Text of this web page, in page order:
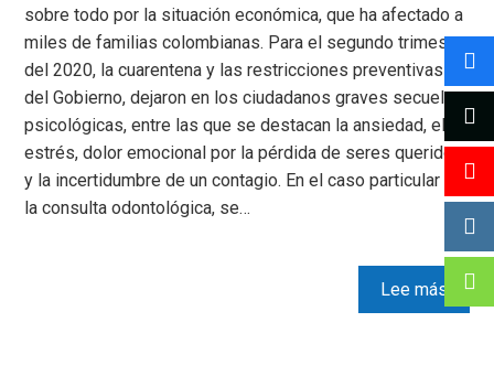
sobre todo por la situación económica, que ha afectado a
miles de familias colombianas. Para el segundo trimestre
del 2020, la cuarentena y las restricciones preventivas
del Gobierno, dejaron en los ciudadanos graves secuelas
psicológicas, entre las que se destacan la ansiedad, el
estrés, dolor emocional por la pérdida de seres queridos
y la incertidumbre de un contagio. En el caso particular de
la consulta odontológica, se…
Lee más